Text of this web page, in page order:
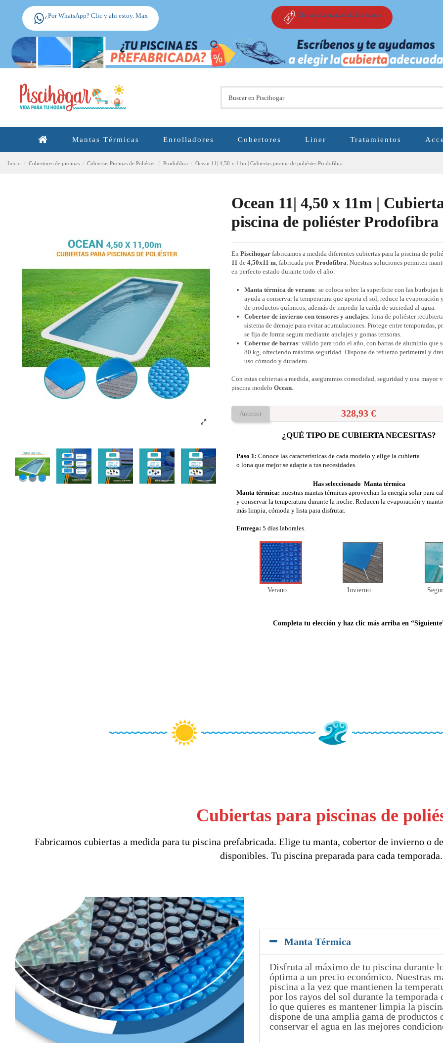
¿Por WhatsApp? Clic y ahi estoy. Max Ofertas destacadas de la semana
Mantas Térmicas Enrolladores Cobertores Liner Tratamientos
Inicio Cobertores de piscinas Cubiertas Piscinas de Poliéster Prodofibra Ocean 11| 4,50 x 11m | Cubiertas piscina de poliéster Prodofibra
Ocean 11| 4,50 x 11m |
piscina de poliéster Prodofibra
En Piscihogarfabricamos a medida diferentes cubiertas para la piscina de
11 de 4,50x11 m, fabricada porProdofibra. Nuestras soluciones permiten
en perfecto estado durante todo el año:
Manta térmica de verano: se coloca sobre la superficie con las burbujas
ayuda a conservar la temperatura que aporta el sol, reduce la evaporación
de productos químicos, además de impedir la caída de suciedad al agua.
Cobertor de invierno con tensores y anclajes: lona de poliéster
sistema de drenaje para evitar acumulaciones. Protege entre temporadas,
se fija de forma segura mediante anclajes y gomas tensoras.
Cobertor de barras: válido para todo el año, con barras de aluminio que
80 kg, ofreciendo máxima seguridad. Dispone de refuerzo perimetral y
uso cómodo y duradero.
Con estas cubiertas a medida, aseguramos comodidad, seguridad y una mayor
piscina modelo Ocean.
Anterior 328,93 €
¿QUÉ TIPO DE CUBIERTA NECESITAS?
Paso 1: Conoce las características de cada modelo y elige la cubierta
o lona que mejor se adapte a tus necesidades.
Has seleccionado Manta térmica
Manta térmica: nuestras mantas térmicas aprovechan la energía solar para
y conservar la temperatura durante la noche. Reducen la evaporación y
más limpia, cómoda y lista para disfrutar.
Entrega: 5 días laborales.
Verano Invierno
Completa tu elección y haz clic más arriba en
Cubiertas para piscinas de
Fabricamos cubiertas a medida para tu piscina prefabricada. Elige tu manta, cobertor de invierno o
disponibles. Tu piscina preparada para cada
Manta Térmica
Disfruta al máximo de tu piscina durante
óptima a un precio económico. Nuestras
piscina a la vez que mantienen la
por los rayos del sol durante la
lo que quieres es mantener limpia la
dispone de una amplia gama de
conservar el agua en las mejores